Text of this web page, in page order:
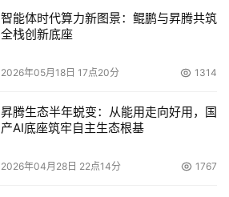
智能体时代算力新图景：鲲鹏与昇腾共筑
全栈创新底座
2026年05月18日 17点20分 1314
昇腾生态半年蜕变：从能用走向好用，国
产AI底座筑牢自主生态根基
2026年04月28日 22点14分 1767